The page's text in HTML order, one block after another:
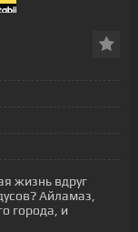
жизнь вдруг
Айламаз,
города, и